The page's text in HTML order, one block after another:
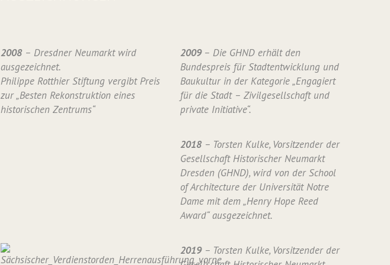
2008– Dresdner Neumarkt wird
ausgezeichnet.
Philippe Rotthier Stiftung vergibt Preis
zur „Besten Rekonstruktion eines
historischen Zentrums“
2009 – Die GHND erhält den
Bundespreis für Stadtentwicklung und
Baukultur in der Kategorie „Engagiert
für die Stadt – Zivilgesellschaft und
private Initiative“.
2018– Torsten Kulke, Vorsitzender der
Gesellschaft Historischer Neumarkt
Dresden (GHND), wird von der School
of Architecture der Universität Notre
Dame mit dem „Henry Hope Reed
Award“ ausgezeichnet.
2019– Torsten Kulke, Vorsitzender der